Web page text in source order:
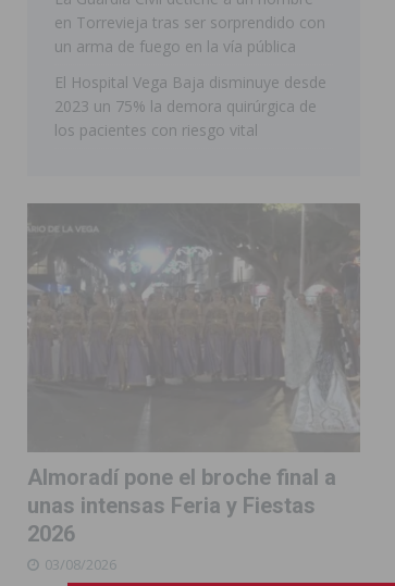
ORIHUELA
en Torrevieja tras ser sorprendido con
un arma de fuego en la vía pública
El Hospital Vega Baja disminuye desde
2023 un 75% la demora quirúrgica de
los pacientes con riesgo vital
Almoradí pone el broche final a
unas intensas Feria y Fiestas
2026
03/08/2026